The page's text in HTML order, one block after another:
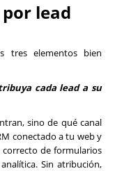
lead
tres elementos bien
cada lead a su
sino de qué canal
conectado a tu web y
de formularios
Sin atribución,